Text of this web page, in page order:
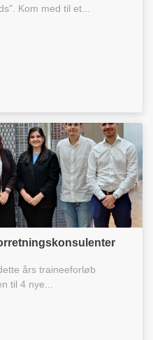
Kom med til et...
års traineeforløb
til 4 nye...